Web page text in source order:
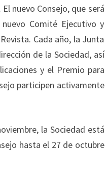
nuevo Consejo, que será
Comité Ejecutivo y
Cada año, la Junta
de la Sociedad, así
y el Premio para
participen activamente
la Sociedad está
hasta el 27 de octubre